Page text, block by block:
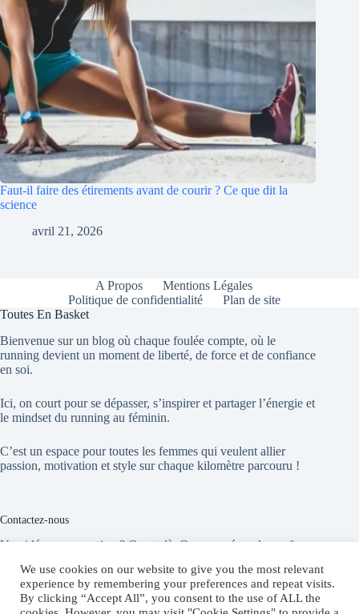
Faut-il faire des étirements avant de courir ? Ce que dit la
science
avril 21, 2026
A Propos
Mentions Légales
Politique de confidentialité
Plan de site
Toutes En Basket
Bienvenue sur un blog où chaque foulée compte, où le
running devient un moment de liberté, de force et de confiance
en soi.
Ici, on court pour se dépasser, s’inspirer et partager l’énergie et
le mindset du running au féminin.
C’est un espace pour toutes les femmes qui veulent allier
passion, motivation et style sur chaque kilomètre parcouru !
Contactez-nous
Une idée, une question ? On est là. On vous répond sans faux
Website:
We use cookies on our website to give you the most relevant
experience by remembering your preferences and repeat visits.
By clicking “Accept All”, you consent to the use of ALL the